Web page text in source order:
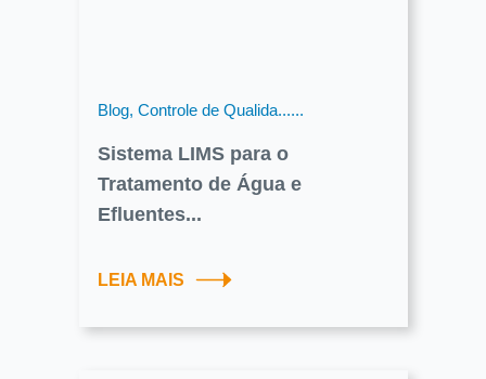
Blog, Controle de Qualida......
Sistema LIMS para o
Tratamento de Água e
Efluentes...
LEIA MAIS